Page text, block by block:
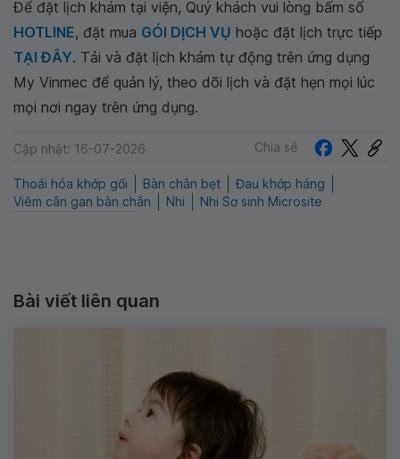
Để đặt lịch khám tại viện, Quý khách vui lòng bấm số
HOTLINE, đặt mua GÓI DỊCH VỤ hoặc đặt lịch trực tiếp
TẠI ĐÂY. Tải và đặt lịch khám tự động trên ứng dụng
My Vinmec để quản lý, theo dõi lịch và đặt hẹn mọi lúc
mọi nơi ngay trên ứng dụng.
Cập nhật: 16-07-2026 Chia sẻ
Thoái hóa khớp gối Bàn chân bẹt
Đau khớp háng
Viêm cân gan bàn chân
Nhi Nhi Sơ sinh Microsite
Bài viết liên quan